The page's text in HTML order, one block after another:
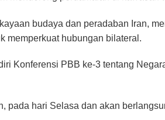
budaya dan peradaban Iran,
memperkuat hubungan bilateral.
Konferensi PBB ke-3 tentang
pada hari Selasa dan akan